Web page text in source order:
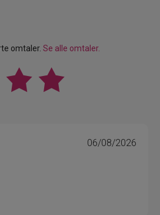
omtaler. Se alle omtaler.
06/08/2026